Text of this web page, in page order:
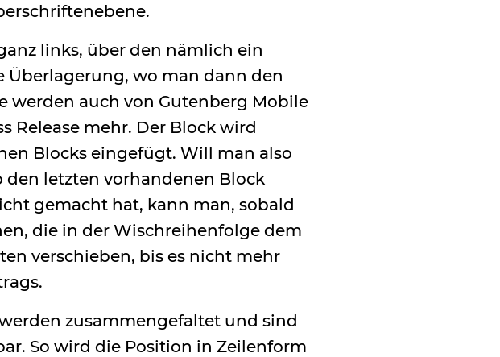
links, über den nämlich ein
wo man dann den
werden auch von Gutenberg Mobile
Release mehr. Der Block wird
Blocks eingefügt. Will man also
den letzten vorhandenen Block
gemacht hat, kann man, sobald
die in der Wischreihenfolge dem
verschieben, bis es nicht mehr
zusammengefaltet und sind
So wird die Position in Zeilenform